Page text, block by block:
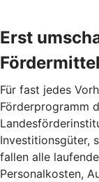
Erst
Für fast jedes
Förderprogramm
Investitionsgüter,
fallen alle
Personalkosten,